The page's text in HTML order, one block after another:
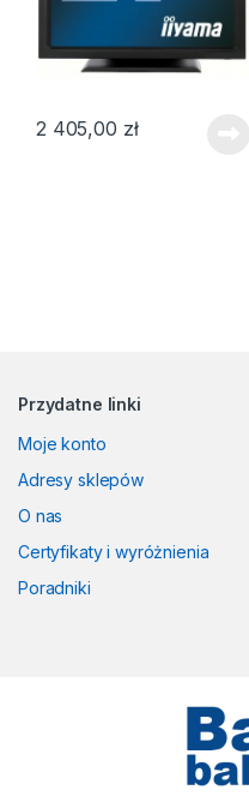
2 405,00 zł
Przydatne linki
Moje konto
Adresy sklepów
O nas
Certyfikaty i wyróżnienia
Poradniki